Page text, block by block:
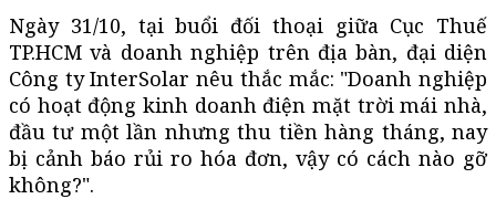
Ngày 31/10, tại buổi đối thoại giữa Cục Thuế
TP.HCM và doanh nghiệp trên địa bàn, đại diện
Công ty InterSolar nêu thắc mắc: "Doanh nghiệp
có hoạt động kinh doanh điện mặt trời mái nhà,
đầu tư một lần nhưng thu tiền hàng tháng, nay
bị cảnh báo rủi ro hóa đơn, vậy có cách nào gỡ
không?".